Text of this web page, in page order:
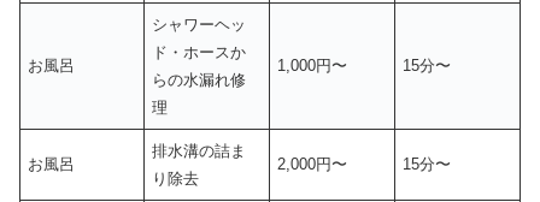
お風呂
シャワーヘッ
ド・ホースか
らの水漏れ修
理
1,000円〜 15分〜
お風呂
排水溝の詰ま
り除去
2,000円〜 15分〜